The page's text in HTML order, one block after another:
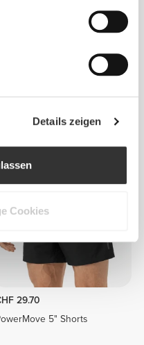
Details zeigen
Cookies
Power Duo Oversized T-Shirt
29.70
5" Shorts